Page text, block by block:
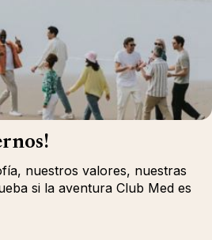
nuestros valores, nuestras
si la aventura Club Med es